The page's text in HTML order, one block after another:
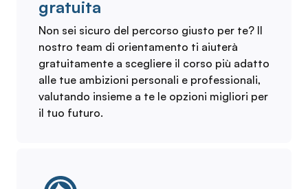
gratuita
Non sei sicuro del percorso giusto per te? Il
nostro team di orientamento ti aiuterà
gratuitamente a scegliere il corso più adatto
alle tue ambizioni personali e professionali,
valutando insieme a te le opzioni migliori per
il tuo futuro.